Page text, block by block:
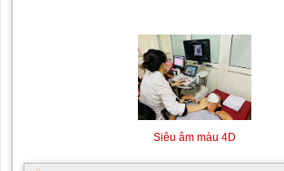
Siêu âm màu 4D